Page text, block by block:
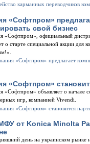
«Софтпром»
свой бизнес
«Софтпром», официальный
о старте специальной акции
«Софтпром»
«Софтпром» объявляет о начале
игр, компанией Vivendi.
от Konica Minolta
день на украинском рынке